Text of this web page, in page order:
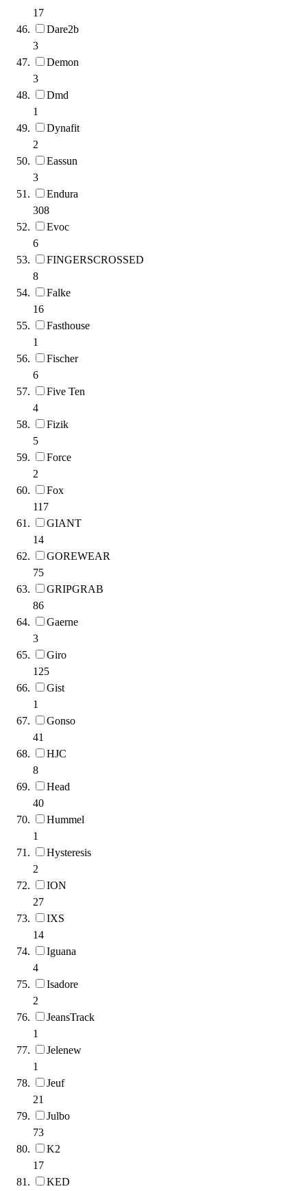
17
Dare2b
3
Demon
3
Dmd
1
Dynafit
2
Eassun
3
Endura
308
Evoc
6
FINGERSCROSSED
8
Falke
16
Fasthouse
1
Fischer
6
Five Ten
4
Fizik
5
Force
2
Fox
117
GIANT
14
GOREWEAR
75
GRIPGRAB
86
Gaerne
3
Giro
125
Gist
1
Gonso
41
HJC
8
Head
40
Hummel
1
Hysteresis
2
ION
27
IXS
14
Iguana
4
Isadore
2
JeansTrack
1
Jelenew
1
Jeuf
21
Julbo
73
K2
17
KED